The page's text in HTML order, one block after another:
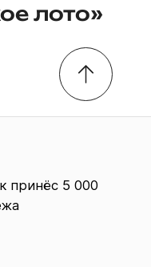
лото»
принёс 5 000